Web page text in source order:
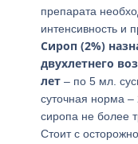
препарата
интенсивность и
Сироп (2%)
двухлетнего
лет – по 5 мл.
суточная норма
сиропа не более
Стоит с